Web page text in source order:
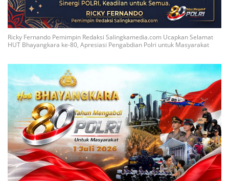
Ricky Fernando Pemimpin Redaksi Salingkamedia.com Ucapkan Selamat
HUT Bhayangkara ke-80, Apresiasi Pengabdian Polri untuk Masyarakat